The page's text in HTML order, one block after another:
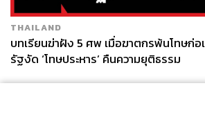
THAILAND
บทเรียนฆ่าฝัง 5 ศพ เมื่อฆาตกรพ้นโทษก่
รัฐงัด ‘โทษประหาร’ คืนความยุติธรรม